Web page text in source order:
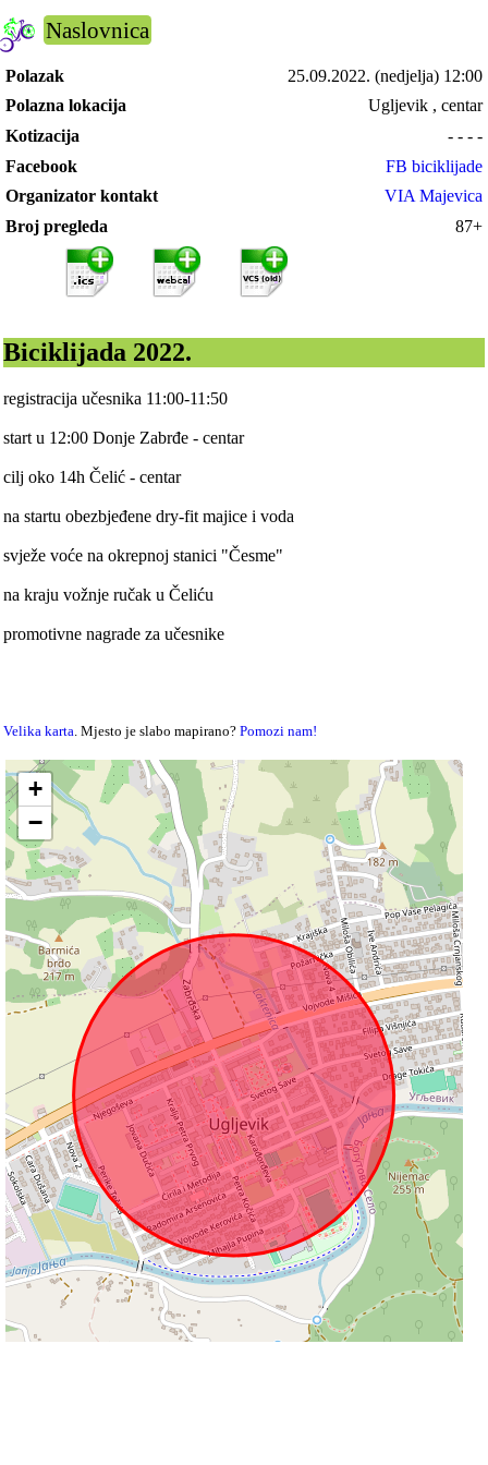
Naslovnica
Polazak 25.09.2022. (nedjelja) 12:00
Polazna lokacija
Ugljevik , centar
Kotizacija
- - - -
Facebook
FB biciklijade
Organizator kontakt
VIA Majevica
Broj pregleda
87+
Biciklijada 2022.
registracija učesnika 11:00-11:50
start u 12:00 Donje Zabrđe - centar
cilj oko 14h Čelić - centar
na startu obezbjeđene dry-fit majice i voda
svježe voće na okrepnoj stanici "Česme"
na kraju vožnje ručak u Čeliću
promotivne nagrade za učesnike
Velika karta . Mjesto je slabo mapirano?Pomozi nam!
+
−